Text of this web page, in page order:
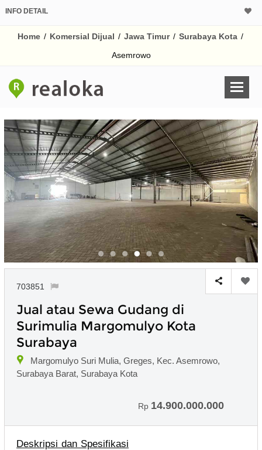
INFO DETAIL
Home / Komersial Dijual / Jawa Timur / Surabaya Kota /
Asemrowo
703851
Jual atau Sewa Gudang di
Surimulia Margomulyo Kota
Surabaya
Margomulyo Suri Mulia, Greges, Kec. Asemrowo,
Surabaya Barat, Surabaya Kota
Rp 14.900.000.000
Deskripsi dan Spesifikasi
Harga Rp
% /th
Untuk hasil simulasi
pada kotak-
Simpan